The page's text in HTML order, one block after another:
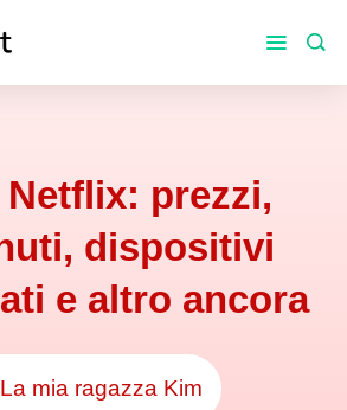
Netflix: prezzi,
dispositivi
e altro ancora
La mia ragazza Kim